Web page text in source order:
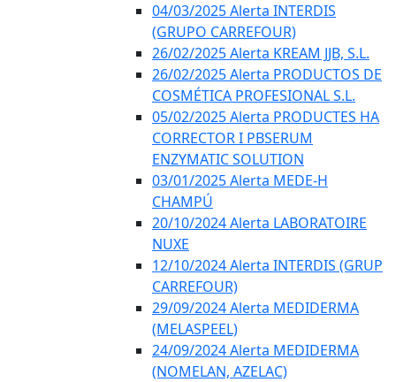
04/03/2025 Alerta INTERDIS
(GRUPO CARREFOUR)
26/02/2025 Alerta KREAM JJB, S.L.
26/02/2025 Alerta PRODUCTOS DE
COSMÉTICA PROFESIONAL S.L.
05/02/2025 Alerta PRODUCTES HA
CORRECTOR I PBSERUM
ENZYMATIC SOLUTION
03/01/2025 Alerta MEDE-H
CHAMPÚ
20/10/2024 Alerta LABORATOIRE
NUXE
12/10/2024 Alerta INTERDIS (GRUP
CARREFOUR)
29/09/2024 Alerta MEDIDERMA
(MELASPEEL)
24/09/2024 Alerta MEDIDERMA
(NOMELAN, AZELAC)